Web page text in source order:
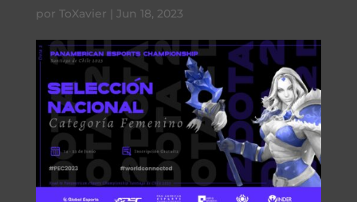
por ToXavier | Jun 18, 2023